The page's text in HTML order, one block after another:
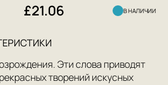
£21.06 В НАЛИЧИИ
Эти слова приводят
творений искусных